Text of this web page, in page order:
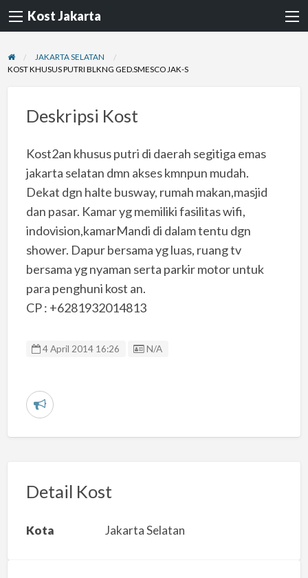
Kost Jakarta
JAKARTA SELATAN
KOST KHUSUS PUTRI BLKNG GED.SMESCO JAK-S
Deskripsi Kost
Kost2an khusus putri di daerah segitiga emas
jakarta selatan dmn akses kmnpun mudah.
Dekat dgn halte busway, rumah makan,masjid
dan pasar. Kamar yg memiliki fasilitas wifi,
indovision,kamarMandi di dalam tentu dgn
shower. Dapur bersama yg luas, ruang tv
bersama yg nyaman serta parkir motor untuk
para penghuni kost an.
CP : +6281932014813
4 April 2014 16:26 Listing ID
N/A
L
r
a
Detail Kost
Kota Jakarta Selatan